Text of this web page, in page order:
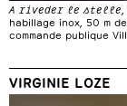
A riveder le stelle
habillage inox, 50 m
commande publique
VIRGINIE LOZE